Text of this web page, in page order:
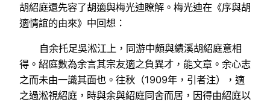
胡紹庭還先容了胡適與梅光迪瞭解。梅光迪在《序與胡
適情誼的由來》中回想：
自余托足吳淞江上，同游中頗與績溪胡紹庭意相
得。紹庭數為余言其宗友適之負異才，能文章。余心志
之而未由一識其面也。往秋（1909年，引者注），適
之過淞視紹庭，時與余與紹庭同舍而居，因得由紹庭以